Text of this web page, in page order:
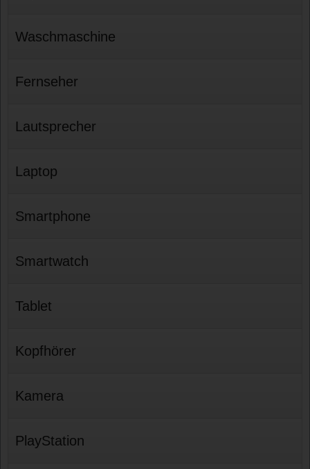
Waschmaschine
Fernseher
Lautsprecher
Laptop
Smartphone
Smartwatch
Tablet
Kopfhörer
Kamera
PlayStation